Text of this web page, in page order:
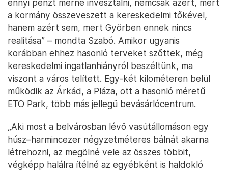
a kormány összeveszett a kereskedelmi tőkével,
hanem azért sem, mert Győrben ennek nincs
realitása” – mondta Szabó. Amikor ugyanis
korábban ehhez hasonló terveket szőttek, még
kereskedelmi ingatlanhiányról beszéltünk, ma
viszont a város telített. Egy-két kilométeren belül
működik az Árkád, a Pláza, ott a hasonló méretű
ETO Park, több más jellegű bevásárlócentrum.
„Aki most a belvárosban lévő vasútállomáson egy
húsz–harmincezer négyzetméteres bálnát akarna
létrehozni, az megölné vele az összes többit,
végképp halálra ítélné az egyébként is haldokló